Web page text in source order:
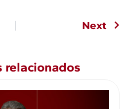
Next
relacionados